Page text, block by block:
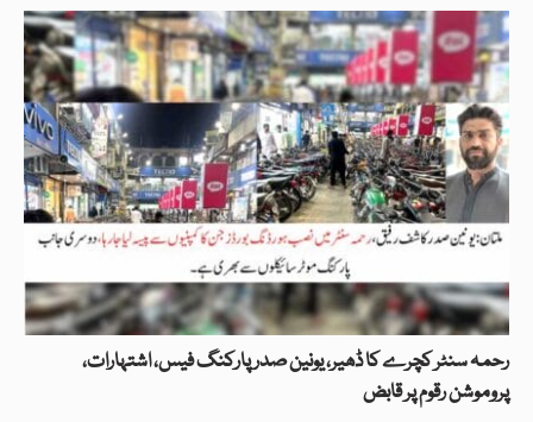
رحمہ سنٹر کچرے کا ڈھیر، یونین صدر پارکنگ فیس، اشتہارات،
پروموشن رقوم پر قابض